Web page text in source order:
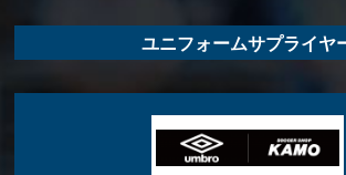
ユニフォームサプライヤ